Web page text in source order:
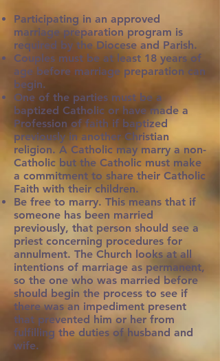
Participating in an approved
marriage preparation program is
required by the Diocese and Parish.
Couples must be at least 18 years of
age before marriage preparation can
begin.
One of the parties must be a
baptized Catholic or have made a
Profession of faith if baptized
previously in another Christian
religion. A Catholic may marry a non-
Catholic but the Catholic must make
a commitment to share their Catholic
Faith with their children.
Be free to marry. This means that if
someone has been married
previously, that person should see a
priest concerning procedures for
annulment. The Church looks at all
intentions of marriage as permanent,
so the one who was married before
should begin the process to see if
there was an impediment present
that prevented him or her from
fulfilling the duties of husband and
wife.